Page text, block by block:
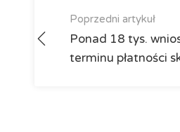
Poprzedni artykuł
Ponad 18 tys.
terminu płatności